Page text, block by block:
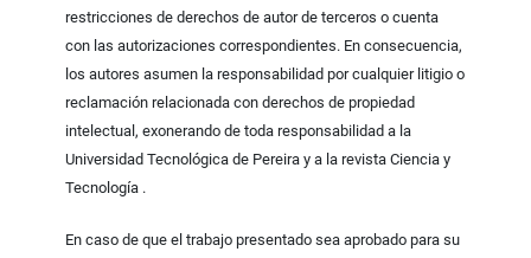
restricciones de derechos de autor de terceros o cuenta
con las autorizaciones correspondientes. En consecuencia,
los autores asumen la responsabilidad por cualquier litigio o
reclamación relacionada con derechos de propiedad
intelectual, exonerando de toda responsabilidad a la
Universidad Tecnológica de Pereira y a la revista Ciencia y
Tecnología .
En caso de que el trabajo presentado sea aprobado para su